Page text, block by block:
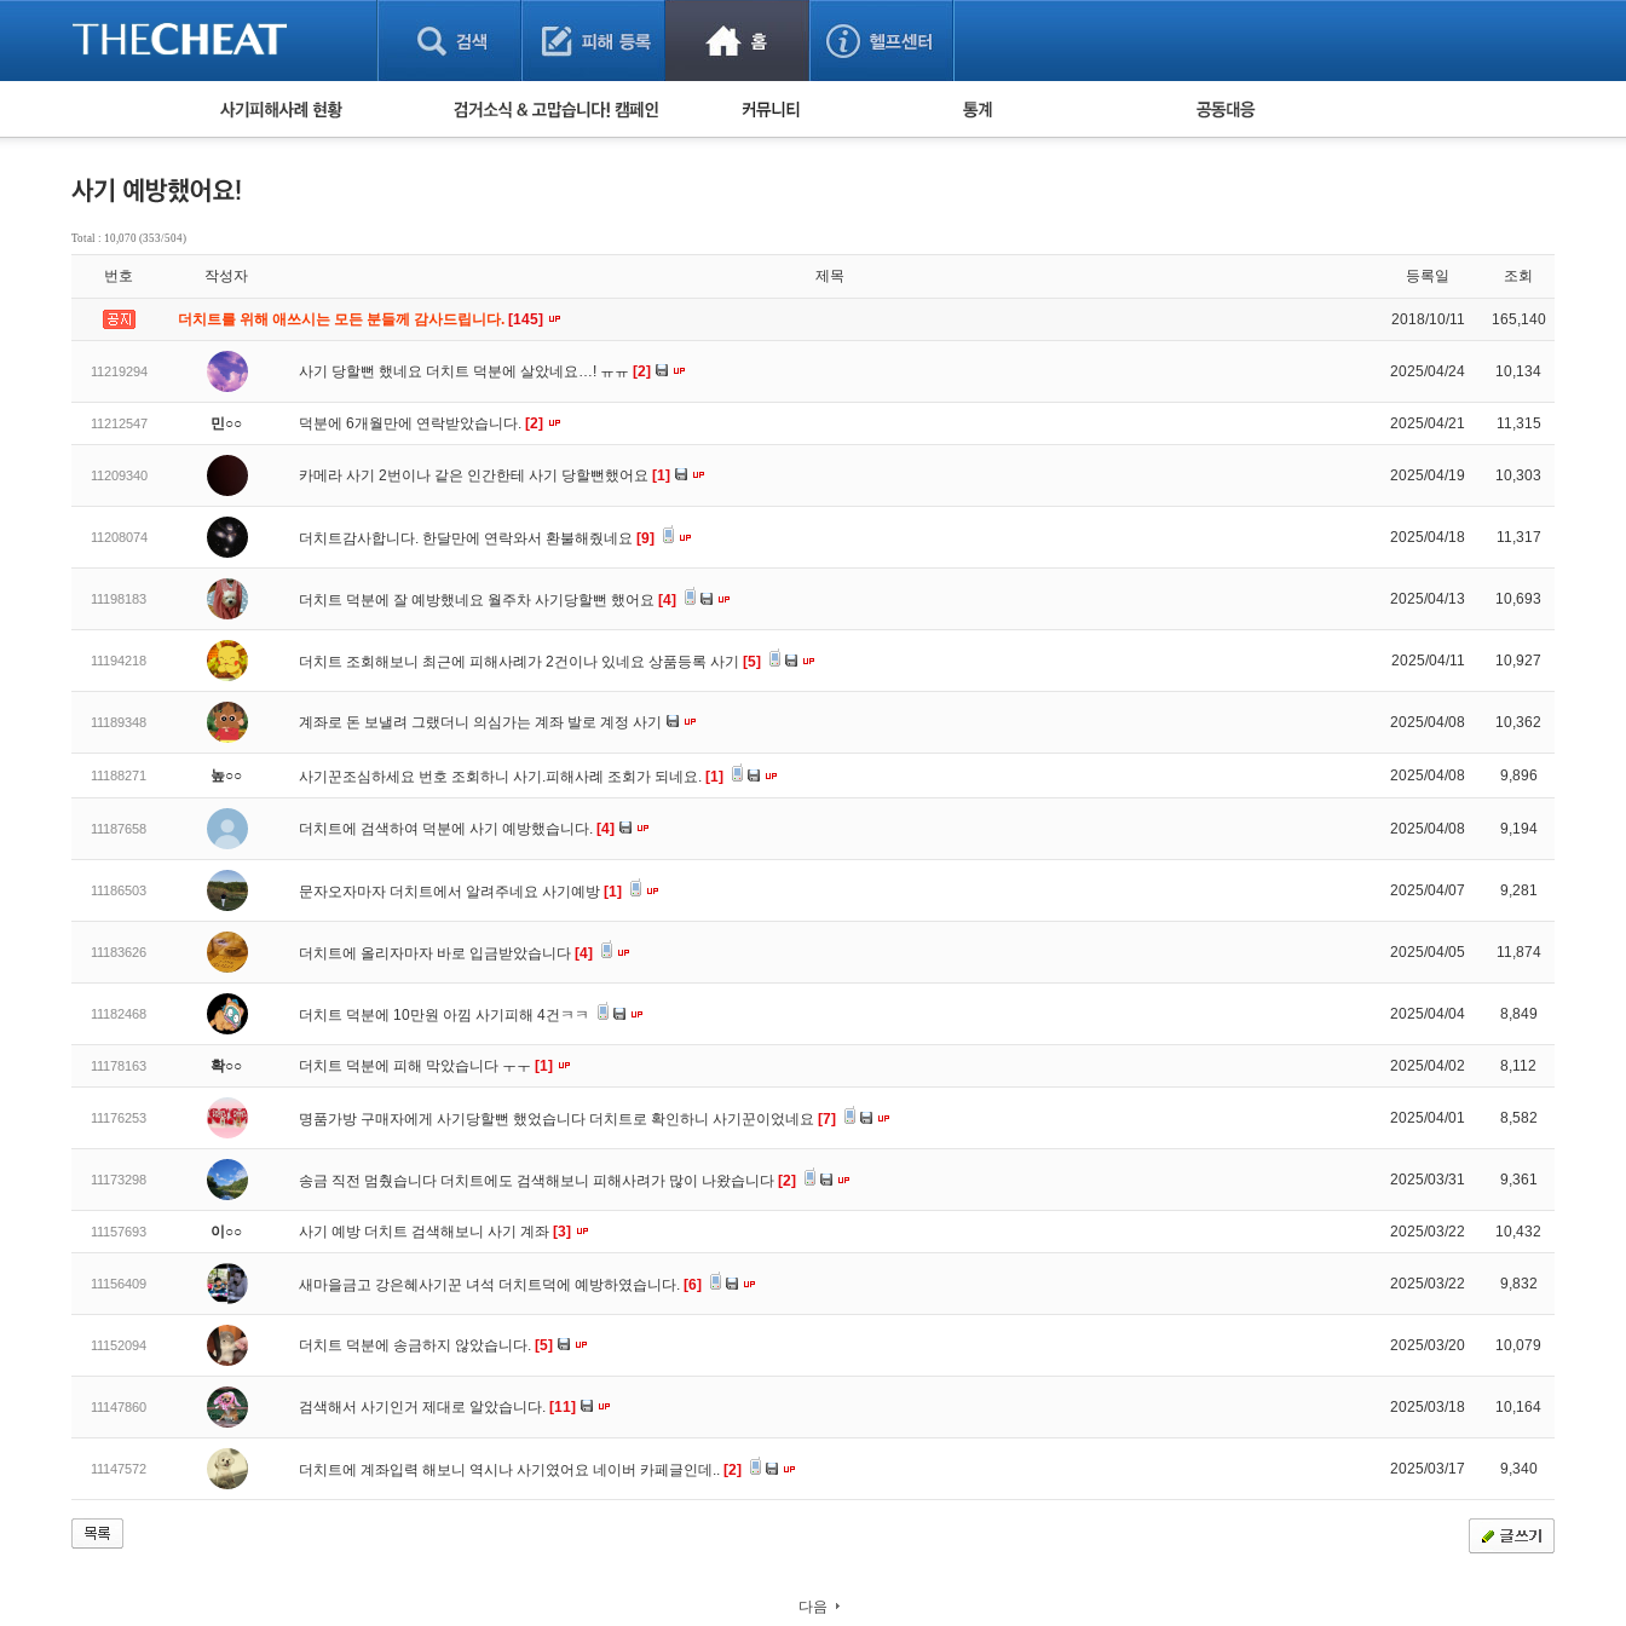
피해사례 현황
게임 · 비실물 피해사례
유해사이트 목록
비공개 피해사례
검거 소식 사기 예방했어요!
사기방지 아이디어
누적 피해사례 통계 피해자 공동대응
Total : 10,070 (353/504)
번호 작성자 제목 등록일 조회
더치트를 위해 애쓰시는 모든 분들께 감사드립니다. [145] 2018/10/11 165,140
11219294 사기 당할뻔 했네요 더치트 덕분에 살았네요…! ㅠㅠ [2] 2025/04/24 10,134
11212547 민○○ 덕분에 6개월만에 연락받았습니다. [2] 2025/04/21 11,315
11209340 카메라 사기 2번이나 같은 인간한테 사기 당할뻔했어요 [1] 2025/04/19 10,303
11208074 더치트감사합니다. 한달만에 연락와서 환불해줬네요 [9] 2025/04/18 11,317
11198183 더치트 덕분에 잘 예방했네요 월주차 사기당할뻔 했어요 [4] 2025/04/13 10,693
11194218 더치트 조회해보니 최근에 피해사례가 2건이나 있네요 상품등록 사기 [5] 2025/04/11 10,927
11189348 계좌로 돈 보낼려 그랬더니 의심가는 계좌 발로 계정 사기 2025/04/08 10,362
11188271 높○○ 사기꾼조심하세요 번호 조회하니 사기.피해사례 조회가 되네요. [1] 2025/04/08 9,896
11187658 더치트에 검색하여 덕분에 사기 예방했습니다. [4] 2025/04/08 9,194
11186503 문자오자마자 더치트에서 알려주네요 사기예방 [1] 2025/04/07 9,281
11183626 더치트에 올리자마자 바로 입금받았습니다 [4] 2025/04/05 11,874
11182468 더치트 덕분에 10만원 아낌 사기피해 4건ㅋㅋ 2025/04/04 8,849
11178163 확○○ 더치트 덕분에 피해 막았습니다 ㅜㅜ [1] 2025/04/02 8,112
11176253 명품가방 구매자에게 사기당할뻔 했었습니다 더치트로 확인하니 사기꾼이었네요 [7] 2025/04/01 8,582
11173298 송금 직전 멈췄습니다 더치트에도 검색해보니 피해사려가 많이 나왔습니다 [2] 2025/03/31 9,361
11157693 이○○ 사기 예방 더치트 검색해보니 사기 계좌 [3] 2025/03/22 10,432
11156409 새마을금고 강은혜사기꾼 녀석 더치트덕에 예방하였습니다. [6] 2025/03/22 9,832
11152094 더치트 덕분에 송금하지 않았습니다. [5] 2025/03/20 10,079
11147860 검색해서 사기인거 제대로 알았습니다. [11] 2025/03/18 10,164
11147572 더치트에 계좌입력 해보니 역시나 사기였어요 네이버 카페글인데.. [2] 2025/03/17 9,340
다음